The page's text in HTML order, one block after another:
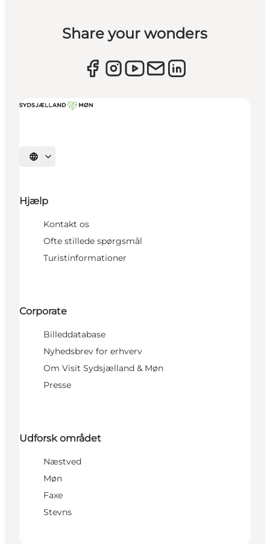
Share your wonders
Vælg sprog
Hjælp
Kontakt os
Ofte stillede spørgsmål
Turistinformationer
Corporate
Billeddatabase
Nyhedsbrev for erhverv
Om Visit Sydsjælland & Møn
Presse
Udforsk området
Næstved
Møn
Faxe
Stevns